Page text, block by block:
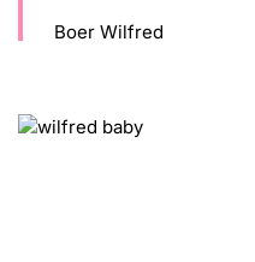
Boer Wilfred